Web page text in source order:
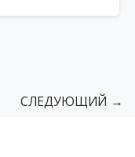
СЛЕДУЮЩИЙ →